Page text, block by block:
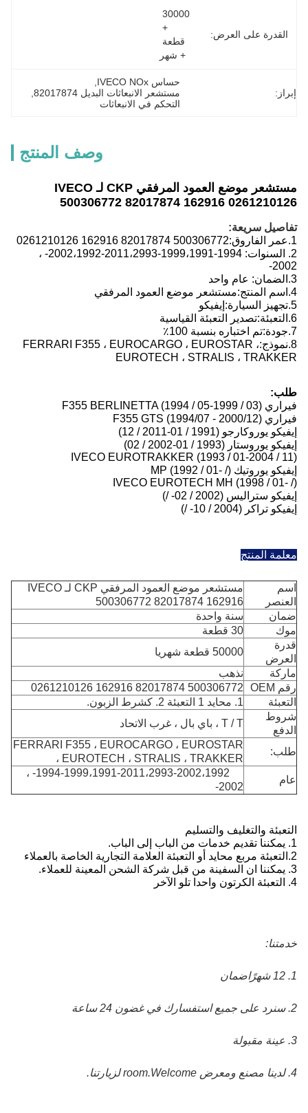
القدرة على العرض:
+ شهر
إبراز:
حساس IVECO NOx
مستشعر الانبعاثات البديل 82017874
التحكم في الانبعاثات
وصف المنتج
مستشعر موضع العمود المرفقي CKP لـ IVECO
500306772 82017874 162916 0261210126
تفاصيل سريعة:
1. عمر الفاروق:500306772 82017874 162916 0261210126
2. السنوات: 1994-1999،1991-2011،2993-2002،1992- ،
2002-
3. الضمان: عام واحد
4. اسم المنتج:مستشعر موضع العمود المرفقي
5. تجهيز السيارة: إيفيكو
6. التعبئة:تصدير التعبئة القياسية
7. جودة:تم اختباره بنسبة 100٪
8. نموذج:FERRARI F355 ، EUROCARGO ، EUROSTAR ،
EUROTECH ، STRALIS ، TRAKKER
طلب:
فيراري F355 BERLINETTA (1994 / 05-1999 / 03)
فيراري F355 GTS (1994/07 - 2000/12)
إيفيكو يوروكارجو (1991 / 01-2011 / 12)
إيفيكو يوروستار (1993 / 01-2002 / 02)
IVECO EUROTRAKKER (1993 / 01-2004 / 11)
إيفيكو يوروتيك MP (1992 / 01- /)
IVECO EUROTECH MH (1998 / 01- /)
إيفيكو ستراليس (2002 / 02- /)
إيفيكو تراكر (2004 / 10- /)
معلمة المنتج
اسم
العنصر
مستشعر موضع العمود المرفقي CKP لـ IVECO
500306772 82017874 162916
ضمان
سنة واحدة
موك
30 قطعة
قدرة
العرض
50000 قطعة شهريا
ماركة
نذهب
رقم OEM
500306772 82017874 162916 0261210126
التعبئة
1. محايد 1 التعبئة 2. كشرط الزبون.
شروط
الدفع
T / T ، باي بال ، غرب الاتحاد
طلب:
FERRARI F355 ، EUROCARGO ، EUROSTAR
، EUROTECH ، STRALIS ، TRAKKER
عام
1994-1999،1991-2011،2993-2002،1992- ،
2002-
التعبئة والتغليف والتسليم
1. يمكننا تقديم خدمات من الباب إلى الباب.
2. التعبئة مربع محايد أو التعبئة العلامة التجارية الخاصة بالعملاء
3. يمكننا ان السفينة من قبل شركة الشحن المعينة للعملاء.
4. التعبئة الكرتون واحدا تلو الآخر
خدمتنا:
1. 12 شهرًا ضمان
2. سنرد على جميع استفسارك في غضون 24 ساعة
3. عينة مقبولة
4. لدينا مصنع ومعرض room.Welcome لزيارتنا.